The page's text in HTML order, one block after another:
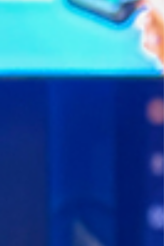
acercar el ecosistema cripto a la vida cotidiana de
una forma simple y accesible. A través de una
acción en la vía pública, la campaña combinó
divulgación, beneficios y regalos. El objetivo fue
despertar curiosidad, generar conversación y
mostrar que el universo cripto también pue